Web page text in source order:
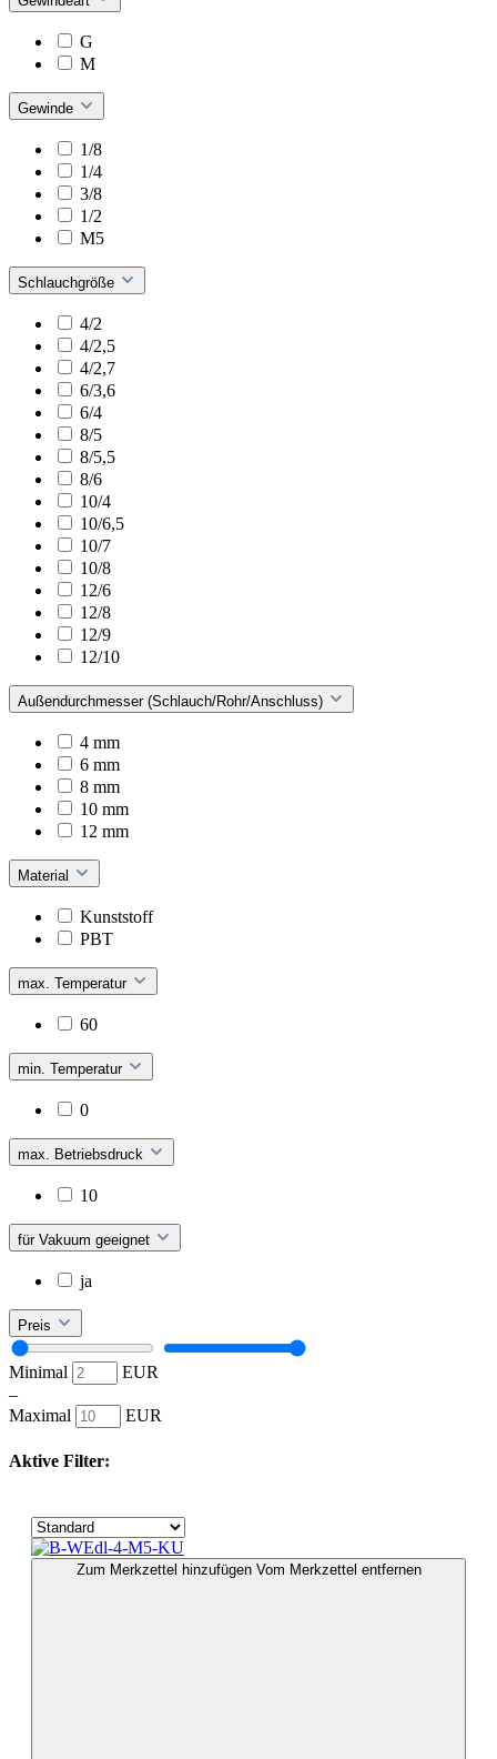
G
M
Gewinde
1/8
1/4
3/8
1/2
M5
Schlauchgröße
4/2
4/2,5
4/2,7
6/3,6
6/4
8/5
8/5,5
8/6
10/4
10/6,5
10/7
10/8
12/6
12/8
12/9
12/10
Außendurchmesser (Schlauch/Rohr/Anschluss)
4 mm
6 mm
8 mm
10 mm
12 mm
Material
Kunststoff
PBT
max. Temperatur
60
min. Temperatur
0
max. Betriebsdruck
10
für Vakuum geeignet
ja
Preis
Minimal
EUR
–
Maximal
EUR
Aktive Filter:
Zum Merkzettel hinzufügen Vom Merkzettel entfernen